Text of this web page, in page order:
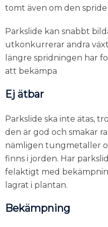
tomt även om den
Parkslide kan snabbt
utkonkurrerar andra
längre spridningen har
att bekämpa
Ej ätbar
Parkslide ska inte ätas,
den är god och smakar
nämligen tungmetaller
finns i jorden. Har
felaktigt med
lagrat i plantan.
Bekämpning